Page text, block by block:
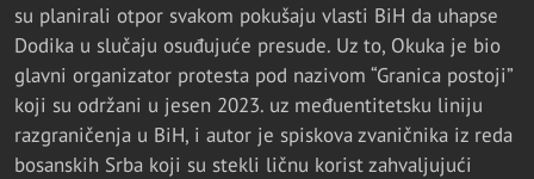
su planirali otpor svakom pokušaju vlasti BiH da uhapse
Dodika u slučaju osuđujuće presude. Uz to, Okuka je bio
glavni organizator protesta pod nazivom “Granica postoji”
koji su održani u jesen 2023. uz međuentitetsku liniju
razgraničenja u BiH, i autor je spiskova zvaničnika iz reda
bosanskih Srba koji su stekli ličnu korist zahvaljujući